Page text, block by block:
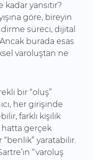
yansıtır?
göre, bireyin
süreci, dijital
burada esas
varoluştan ne
bir “oluş”
her girişinde
farklı kişilik
hatta gerçek
“benlik” yaratabilir.
“varoluş